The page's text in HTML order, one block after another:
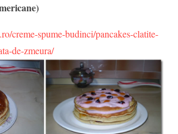
creme-spume-budinci/pancakes-clatite-
de-zmeura/